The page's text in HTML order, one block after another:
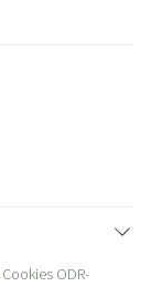
Cookies ODR-